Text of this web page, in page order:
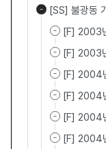
[SS] 불광동
[F] 2003
[F] 2003
[F] 2004
[F] 2004
[F] 2004
[F] 2004